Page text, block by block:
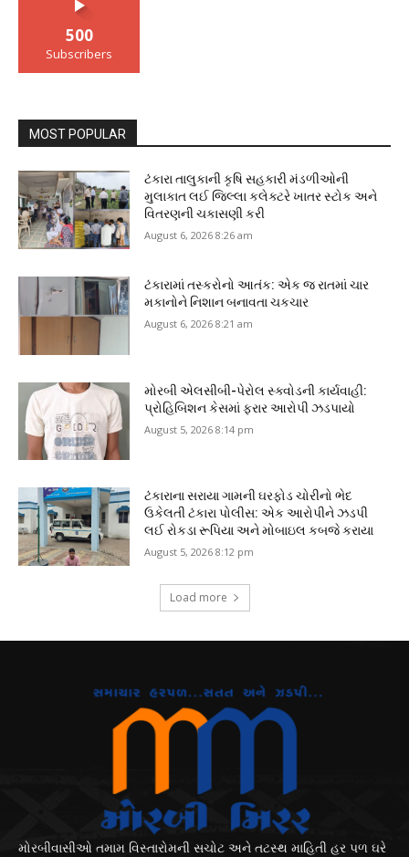
500
Subscribers
MOST POPULAR
ટંકારા તાલુકાની કૃષિ સહકારી મંડળીઓની
મુલાકાત લઈ જિલ્લા કલેક્ટરે ખાતર સ્ટોક અને
વિતરણની ચકાસણી કરી
August 6, 2026 8:26 am
ટંકારામાં તસ્કરોનો આતંક: એક જ રાતમાં ચાર
મકાનોને નિશાન બનાવતા ચકચાર
August 6, 2026 8:21 am
મોરબી એલસીબી-પેરોલ સ્ક્વોડની કાર્યવાહી:
પ્રોહિબિશન કેસમાં ફરાર આરોપી ઝડપાયો
August 5, 2026 8:14 pm
ટંકારાના સરાયા ગામની ઘરફોડ ચોરીનો ભેદ
ઉકેલતી ટંકારા પોલીસ: એક આરોપીને ઝડપી
લઈ રોકડા રૂપિયા અને મોબાઇલ કબજે કરાયા
August 5, 2026 8:12 pm
Load more
મોરબીવાસીઓ તમામ વિસ્તારોમની સચોટ અને તટસ્થ માહિતી હર પળ ઘરે